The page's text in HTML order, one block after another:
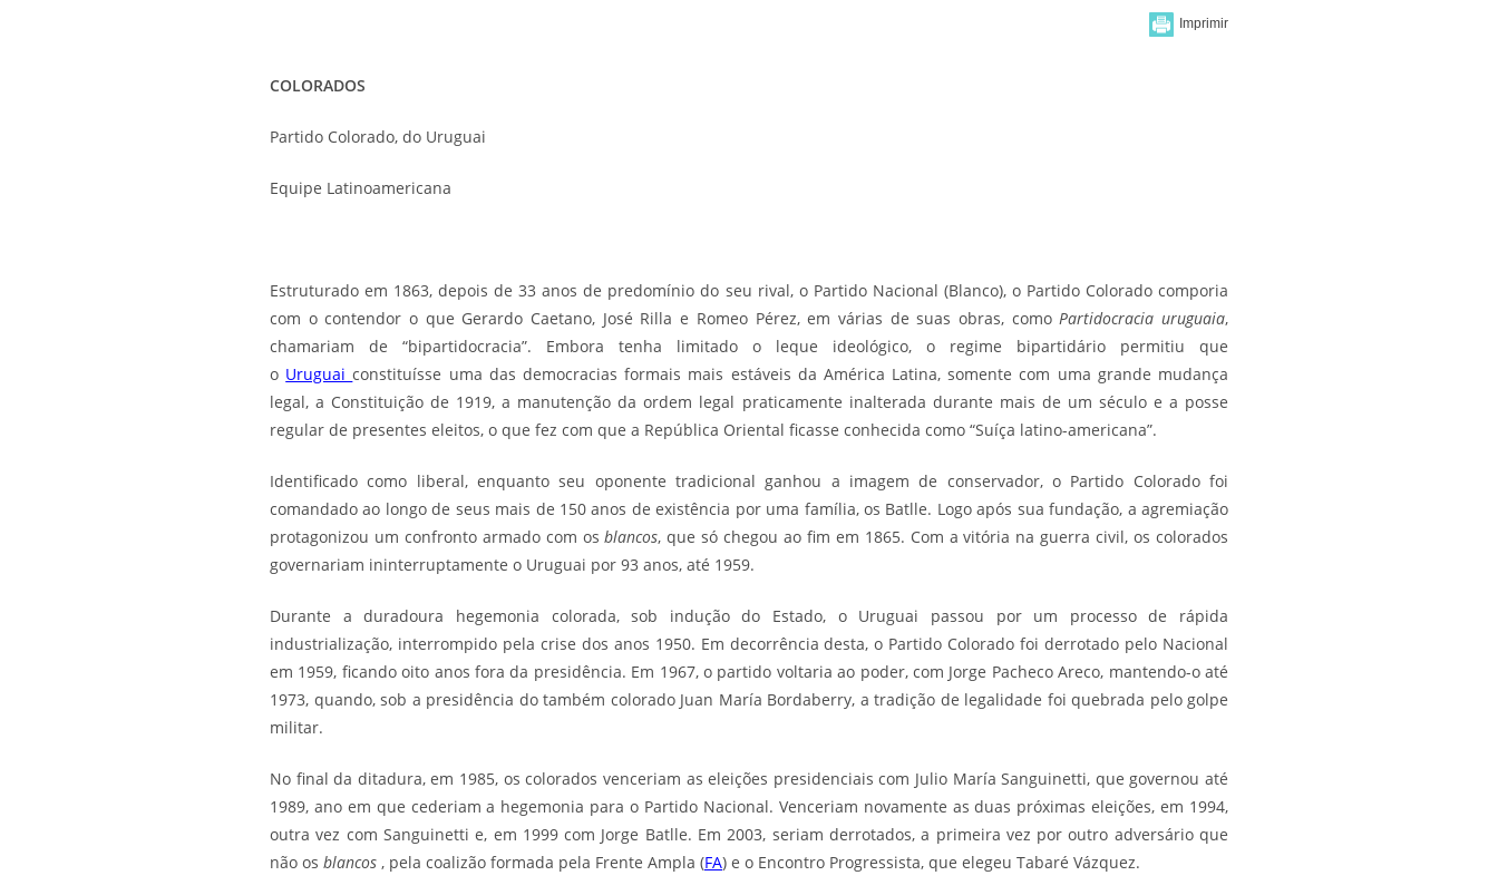
COLORADOS
Partido Colorado, do Uruguai
Equipe Latinoamericana
Estruturado em 1863, depois de 33 anos de predomínio do seu rival, o Partido Nacional (Blanco), o Partido Colorado comporia
com o contendor o que Gerardo Caetano, José Rilla e Romeo Pérez, em várias de suas obras, como Partidocracia uruguaia,
chamariam de “bipartidocracia”. Embora tenha limitado o leque ideológico, o regime bipartidário permitiu que
o Uruguaiconstituísse uma das democracias formais mais estáveis da América Latina, somente com uma grande mudança
legal, a Constituição de 1919, a manutenção da ordem legal praticamente inalterada durante mais de um século e a posse
regular de presentes eleitos, o que fez com que a República Oriental ficasse conhecida como “Suíça latino-americana”.
Identificado como liberal, enquanto seu oponente tradicional ganhou a imagem de conservador, o Partido Colorado foi
comandado ao longo de seus mais de 150 anos de existência por uma família, os Batlle. Logo após sua fundação, a agremiação
protagonizou um confronto armado com osblancos, que só chegou ao fim em 1865. Com a vitória na guerra civil, os colorados
governariam ininterruptamente o Uruguai por 93 anos, até 1959.
Durante a duradoura hegemonia colorada, sob indução do Estado, o Uruguai passou por um processo de rápida
industrialização, interrompido pela crise dos anos 1950. Em decorrência desta, o Partido Colorado foi derrotado pelo Nacional
em 1959, ficando oito anos fora da presidência. Em 1967, o partido voltaria ao poder, com Jorge Pacheco Areco, mantendo-o até
1973, quando, sob a presidência do também colorado Juan María Bordaberry, a tradição de legalidade foi quebrada pelo golpe
militar.
No final da ditadura, em 1985, os colorados venceriam as eleições presidenciais com Julio María Sanguinetti, que governou até
1989, ano em que cederiam a hegemonia para o Partido Nacional. Venceriam novamente as duas próximas eleições, em 1994,
outra vez com Sanguinetti e, em 1999 com Jorge Batlle. Em 2003, seriam derrotados, a primeira vez por outro adversário que
não os blancos , pela coalizão formada pela Frente Ampla (FA) e o Encontro Progressista, que elegeu Tabaré Vázquez.